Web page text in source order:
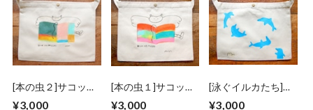
[本の虫２]サコッシ
¥3,000
[本の虫１]サコッシ
¥3,000
[泳ぐイルカたち]サ
¥3,000